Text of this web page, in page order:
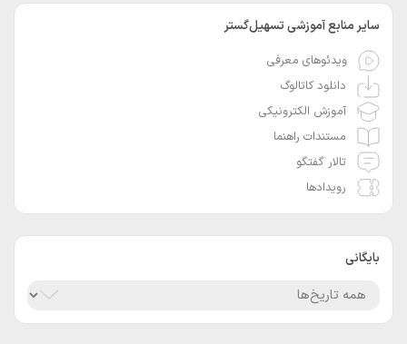
سایر منابع آموزشی تسهیل‌گستر
ویدئوهای معرفی
دانلود کاتالوگ
آموزش الکترونیکی
مستندات راهنما
تالار گفتگو
رویدادها
بایگانی